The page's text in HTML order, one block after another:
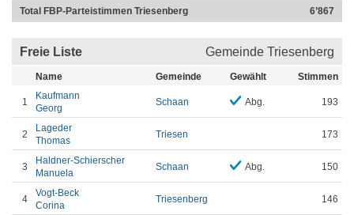
Total FBP-Parteistimmen Triesenberg 6’867
Freie Liste Gemeinde Triesenberg
Name Gemeinde Gewählt Stimmen
1
Kaufmann
Georg
Schaan Abg. 193
2
Lageder
Thomas
Triesen 173
3
Haldner-Schierscher
Manuela
Schaan Abg. 150
4
Vogt-Beck
Corina
Triesenberg 146